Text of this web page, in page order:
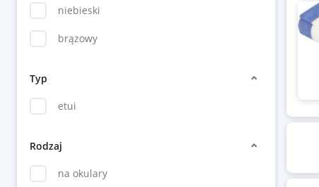
niebieski
brązowy
Typ
etui
Rodzaj
na okulary